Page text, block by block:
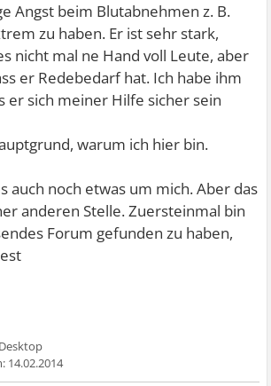
Angst beim Blutabnehmen z. B.
zu haben. Er ist sehr stark,
nicht mal ne Hand voll Leute, aber
er Redebedarf hat. Ich habe ihm
er sich meiner Hilfe sicher sein
warum ich hier bin.
auch noch etwas um mich. Aber das
anderen Stelle. Zuersteinmal bin
Forum gefunden zu haben,
14.02.2014